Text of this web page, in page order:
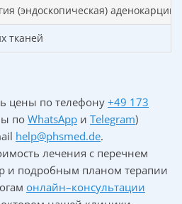
рака прямой кишки
TMN-классификация,
опухоли в зависимости от
лечения рака прямой
зависят от стадии
(эндоскопическая)
тканей
цены по телефону +49 173
поWhatsApp и Telegram)
help@phsmed.de.
лечения с перечнем
и подробным планом терапии
онлайн–консультации